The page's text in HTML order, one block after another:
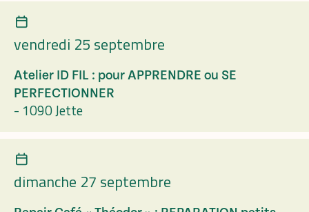
vendredi 25 septembre
Atelier ID FIL : pour APPRENDRE ou SE
PERFECTIONNER
- 1090 Jette
dimanche 27 septembre